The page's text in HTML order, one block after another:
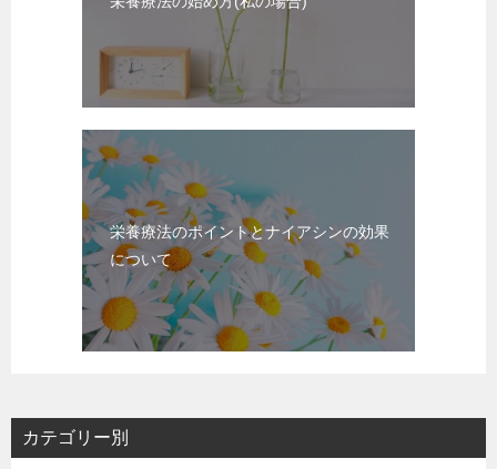
栄養療法のポイントとナイアシンの効果
について
カテゴリー別